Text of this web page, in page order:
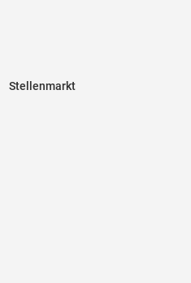
Stellenmarkt